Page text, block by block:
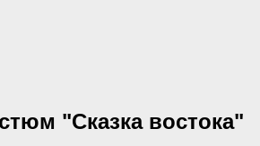
"Сказка востока"